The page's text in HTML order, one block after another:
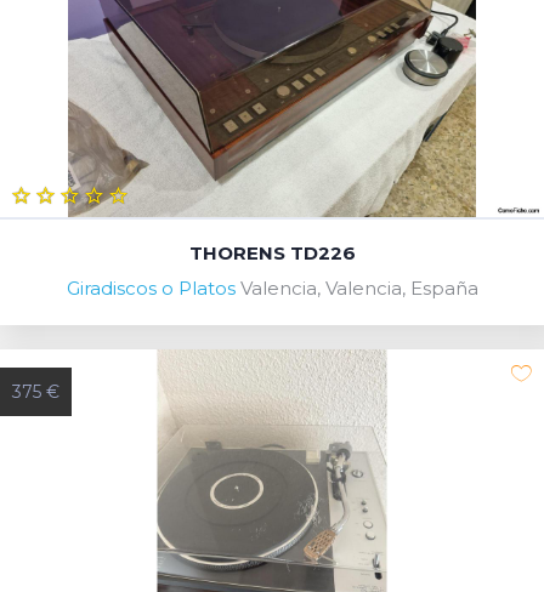
THORENS TD226
Giradiscos o Platos Valencia, Valencia, España
375 €